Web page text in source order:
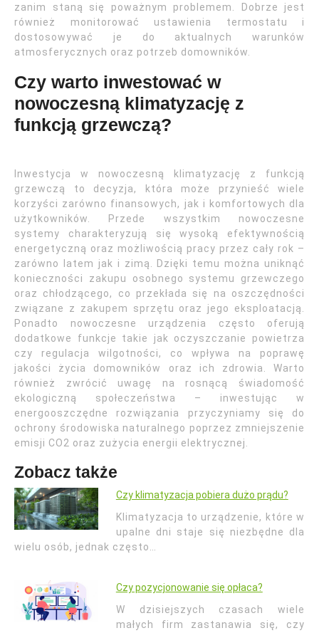
zanim staną się poważnym problemem. Dobrze jest
również monitorować ustawienia termostatu i
dostosowywać je do aktualnych warunków
atmosferycznych oraz potrzeb domowników.
Czy warto inwestować w
nowoczesną klimatyzację z
funkcją grzewczą?
Inwestycja w nowoczesną klimatyzację z funkcją
grzewczą to decyzja, która może przynieść wiele
korzyści zarówno finansowych, jak i komfortowych dla
użytkowników. Przede wszystkim nowoczesne
systemy charakteryzują się wysoką efektywnością
energetyczną oraz możliwością pracy przez cały rok –
zarówno latem jak i zimą. Dzięki temu można uniknąć
konieczności zakupu osobnego systemu grzewczego
oraz chłodzącego, co przekłada się na oszczędności
związane z zakupem sprzętu oraz jego eksploatacją.
Ponadto nowoczesne urządzenia często oferują
dodatkowe funkcje takie jak oczyszczanie powietrza
czy regulacja wilgotności, co wpływa na poprawę
jakości życia domowników oraz ich zdrowia. Warto
również zwrócić uwagę na rosnącą świadomość
ekologiczną społeczeństwa – inwestując w
energooszczędne rozwiązania przyczyniamy się do
ochrony środowiska naturalnego poprzez zmniejszenie
emisji CO2 oraz zużycia energii elektrycznej.
Zobacz także
Czy klimatyzacja pobiera dużo prądu?
Klimatyzacja to urządzenie, które w
upalne dni staje się niezbędne dla
wielu osób, jednak często…
Czy pozycjonowanie się opłaca?
W dzisiejszych czasach wiele
małych firm zastanawia się, czy